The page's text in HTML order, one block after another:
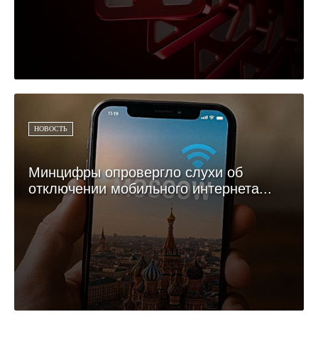
НОВОСТЬ
Минцифры опровергло слухи об
отключении мобильного интернета...